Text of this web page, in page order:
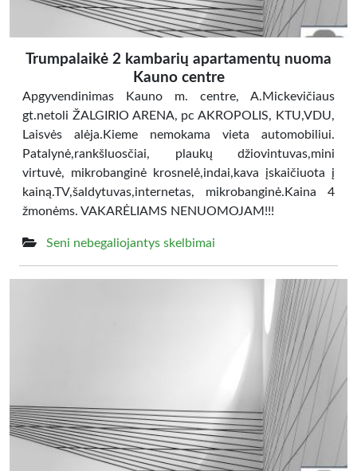
Trumpalaikė 2 kambarių apartamentų nuoma
Kauno centre
Apgyvendinimas Kauno m. centre, A.Mickevičiaus
gt.netoli ŽALGIRIO ARENA, pc AKROPOLIS, KTU,VDU,
Laisvės alėja.Kieme nemokama vieta automobiliui.
Patalynė,rankšluosčiai, plaukų džiovintuvas,mini
virtuvė, mikrobanginė krosnelė,indai,kava įskaičiuota į
kainą.TV,šaldytuvas,internetas, mikrobanginė.Kaina 4
žmonėms. VAKARĖLIAMS NENUOMOJAM!!!
Seni nebegaliojantys skelbimai